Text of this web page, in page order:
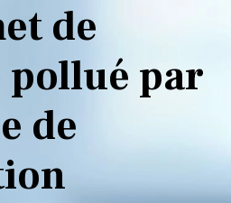
de
pollué par
de